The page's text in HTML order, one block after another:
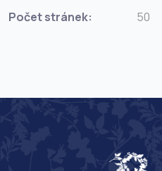
Počet stránek:
50